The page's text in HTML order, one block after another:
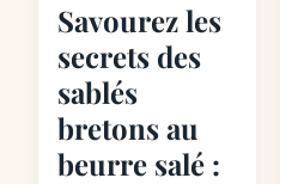
Savourez les
secrets des
sablés
bretons au
beurre salé :